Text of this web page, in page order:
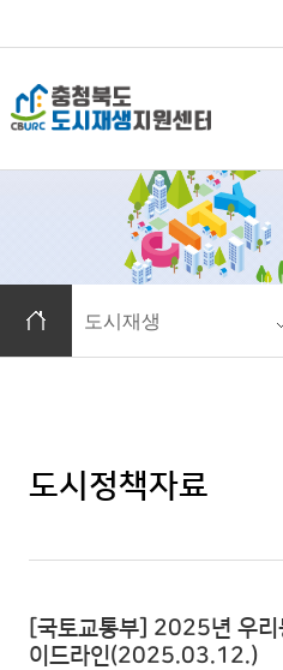
홈으로 이동
도시재생
도시정책자료
[국토교통부] 2025년 우
이드라인(2025.03.12.)